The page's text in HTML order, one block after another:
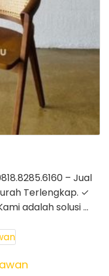
– Jual
Terlengkap. ✓
adalah solusi …